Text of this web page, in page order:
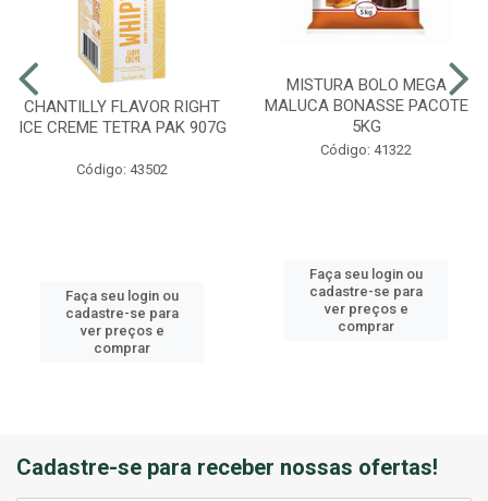
CHANTILLY FLAVOR RIGHT
ICE CREME TETRA PAK 907G
Código: 43502
Faça seu login ou
cadastre-se para
ver preços e
comprar
MISTURA BOLO MEGA
MALUCA BONASSE PACOTE
5KG
Código: 41322
Faça seu login ou
cadastre-se para
ver preços e
comprar
Cadastre-se para receber nossas ofertas!